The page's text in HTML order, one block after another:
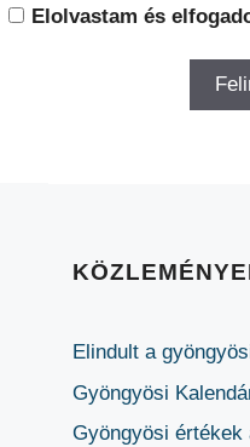
Elolvastam és
Elindult a
Gyöngyösi
Gyöngyösi értékek